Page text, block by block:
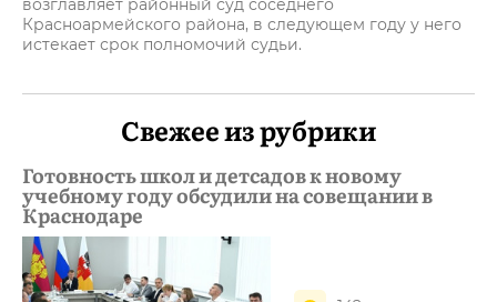
возглавляет районный суд соседнего
Красноармейского района, в следующем году у него
истекает срок полномочий судьи.
Свежее из рубрики
Готовность школ и детсадов к новому
учебному году обсудили на совещании в
Краснодаре